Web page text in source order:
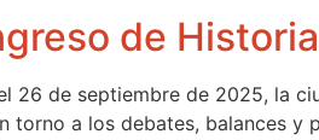
de
26 de septiembre de 2025, la
torno a los debates, balances y